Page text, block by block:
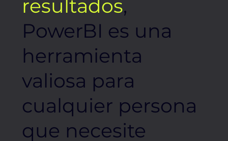
resultados,
PowerBI es una
herramienta
valiosa para
cualquier persona
que necesite